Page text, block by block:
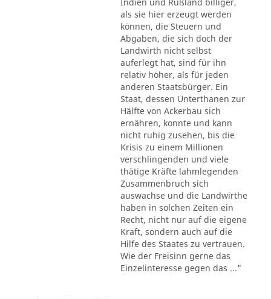
als sie hier erzeugt werden
können, die Steuern und
Abgaben, die sich doch der
Landwirth nicht selbst
auferlegt hat, sind für ihn
relativ höher, als für jeden
anderen Staatsbürger. Ein
Staat, dessen Unterthanen zur
Hälfte von Ackerbau sich
ernähren, konnte und kann
nicht ruhig zusehen, bis die
Krisis zu einem Millionen
verschlingenden und viele
thätige Kräfte lahmlegenden
Zusammenbruch sich
auswachse und die Landwirthe
haben in solchen Zeiten ein
Recht, nicht nur auf die eigene
Kraft, sondern auch auf die
Hilfe des Staates zu vertrauen.
Wie der Freisinn gerne das
Einzelinteresse gegen das ..."